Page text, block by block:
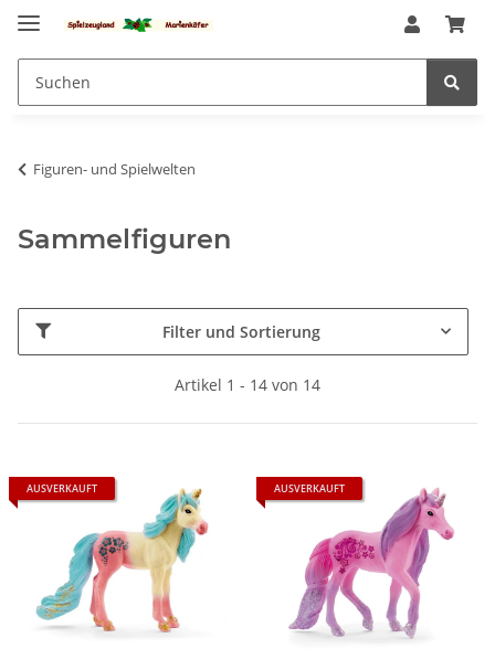
Figuren- und Spielwelten
Sammelfiguren
Filter und Sortierung
Artikel 1 - 14 von 14
AUSVERKAUFT AUSVERKAUFT